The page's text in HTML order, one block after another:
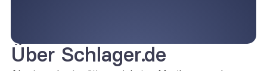
Über Schlager.de